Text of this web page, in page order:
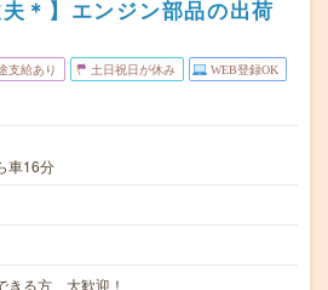
夫＊】エンジン部品の出荷
支給あり 土日祝日が休み WEB登録OK
車16分
きる方、大歓迎！